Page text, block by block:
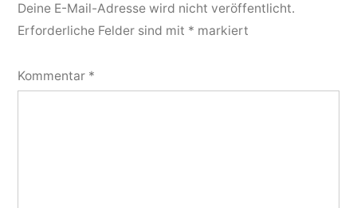
Deine E-Mail-Adresse wird nicht veröffentlicht.
Erforderliche Felder sind mit * markiert
Kommentar *